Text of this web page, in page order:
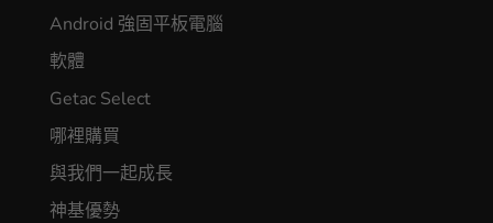
Android 強固平板電腦
軟體
Getac Select
哪裡購買
與我們一起成長
神基優勢